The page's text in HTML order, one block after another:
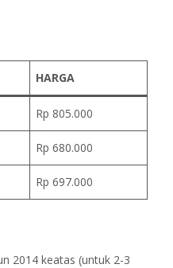
HARGA
Rp 805.000
Rp 680.000
Rp 697.000
2014 keatas (untuk 2-3